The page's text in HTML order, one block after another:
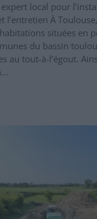
local pour
l’entretien À
situées en
du bassin
au tout-à-l’égout.